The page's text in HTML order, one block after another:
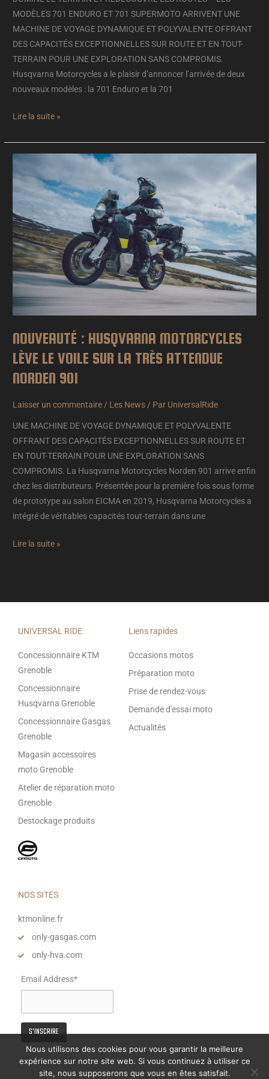
MODÈLES 701 ENDURO ET 701 SUPERMOTO ARRIVENT UNE
MACHINE DE VOYAGE DYNAMIQUE ET POLYVALENTE OFFRANT
DES CAPACITÉS EXCEPTIONNELLES SUR ROUTE ET EN TOUT-
TERRAIN POUR UNE EXPLORATION SANS COMPROMIS.
Husqvarna Motorcycles a le plaisir d’annoncer l’arrivée de deux
nouveaux modèles : la 701 Enduro et la 701
ARRIVENT
Lire la suite »
NOUVEAUTÉ : HUSQVARNA MOTORCYCLES
LÈVE LE VOILE SUR LA TRÈS ATTENDUE
NORDEN 901
Laisser un commentaire / Les News / Par UniversalRide
UNE MACHINE DE VOYAGE DYNAMIQUE ET POLYVALENTE
OFFRANT DES CAPACITÉS EXCEPTIONNELLES SUR ROUTE ET
EN TOUT-TERRAIN POUR UNE EXPLORATION SANS
COMPROMIS. La Husqvarna Motorcycles Norden 901 arrive enfin
chez les distributeurs. Présentée pour la première fois sous forme
de prototype au salon EICMA en 2019, Husqvarna Motorcycles a
intégré de véritables capacités tout-terrain dans une
NOUVEAUTÉ
HUSQVARNA
MOTORCYCLES
LÈVE
LE
VOILE
SUR
LA
TRÈS
901
Lire la suite »
UNIVERSAL RIDE
Concessionnaire KTM
Grenoble
Concessionnaire
Husqvarna Grenoble
Concessionnaire Gasgas
Grenoble
Magasin accessoires
moto Grenoble
Atelier de réparation moto
Grenoble
Destockage produits
Liens rapides
Occasions motos
Préparation moto
Prise de rendez-vous
Demande d'essai moto
Actualités
NOS SITES
ktmonline.fr
only-gasgas.com
only-hva.com
Email Address*
Nous utilisons des cookies pour vous garantir la meilleure
expérience sur notre site web. Si vous continuez à utiliser ce
site, nous supposerons que vous en êtes satisfait.